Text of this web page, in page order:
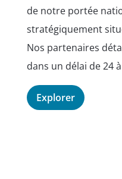
de notre portée
stratégiquement
Nos partenaires
dans un délai de 24
Explorer